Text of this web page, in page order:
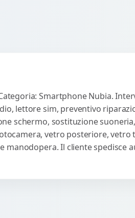
Smartphone Nubia.
lettore sim, preventivo
schermo, sostituzione
vetro posteriore,
manodopera. Il cliente spedisce